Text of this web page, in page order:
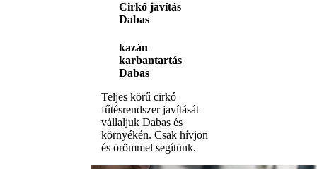
Cirkó javítás
Dabas
kazán
karbantartás
Dabas
Teljes körű cirkó
fűtésrendszer javítását
vállaljuk Dabas és
környékén. Csak hívjon
és örömmel segítünk.